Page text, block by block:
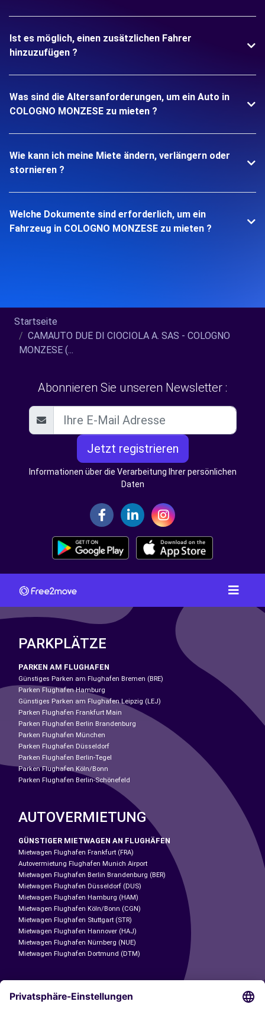
Ist es möglich, einen zusätzlichen Fahrer
hinzuzufügen ?
Was sind die Altersanforderungen, um ein Auto in
COLOGNO MONZESE zu mieten ?
Wie kann ich meine Miete ändern, verlängern oder
stornieren ?
Welche Dokumente sind erforderlich, um ein
Fahrzeug in COLOGNO MONZESE zu mieten ?
Startseite
CAMAUTO DUE DI CIOCIOLA A. SAS - COLOGNO
MONZESE (...
Abonnieren Sie unseren Newsletter :
Jetzt registrieren
Informationen über die Verarbeitung Ihrer persönlichen
Daten
PARKPLÄTZE
PARKEN AM FLUGHAFEN
Günstiges Parken am Flughafen Bremen (BRE)
Parken Flughafen Hamburg
Günstiges Parken am Flughafen Leipzig (LEJ)
Parken Flughafen Frankfurt Main
Parken Flughafen Berlin Brandenburg
Parken Flughafen München
Parken Flughafen Düsseldorf
Parken Flughafen Berlin-Tegel
Parken Flughafen Köln/Bonn
Parken Flughafen Berlin-Schönefeld
AUTOVERMIETUNG
GÜNSTIGER MIETWAGEN AN FLUGHÄFEN
Mietwagen Flughafen Frankfurt (FRA)
Autovermietung Flughafen Munich Airport
Mietwagen Flughafen Berlin Brandenburg (BER)
Mietwagen Flughafen Düsseldorf (DUS)
Mietwagen Flughafen Hamburg (HAM)
Mietwagen Flughafen Köln/Bonn (CGN)
Mietwagen Flughafen Stuttgart (STR)
Mietwagen Flughafen Hannover (HAJ)
Mietwagen Flughafen Nürnberg (NUE)
Mietwagen Flughafen Dortmund (DTM)
CARSHARING